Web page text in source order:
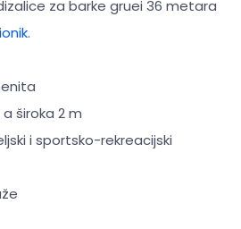
za barke gruei 36 metara
široka 2 m
i sportsko-rekreacijski